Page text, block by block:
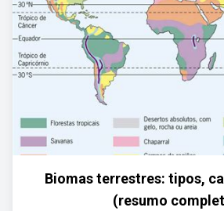
Biomas terrestres: tipos,
(resumo